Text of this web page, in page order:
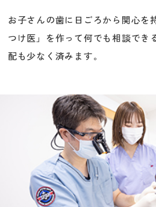
お子さんの歯に日ごろから関心を
つけ医」を作って何でも相談でき
配も少なく済みます。